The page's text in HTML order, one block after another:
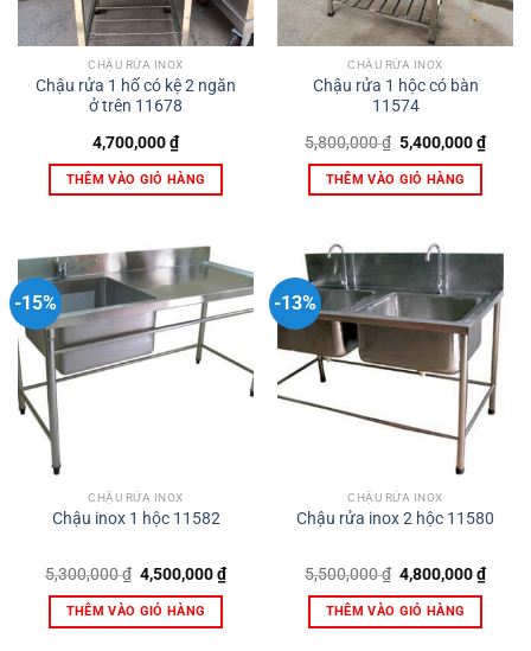
CHẬU RỬA INOX
Chậu rửa 1 hố có kệ 2 ngăn
ở trên 11678
4,700,000₫
THÊM VÀO GIỎ HÀNG
CHẬU RỬA INOX
Chậu rửa 1 hộc có bàn
11574
5,800,000₫ Giá
gốc
là:
5,800,000 ₫.
5,400,000₫Giá
hiện
THÊM VÀO GIỎ HÀNG
-15%
CHẬU RỬA INOX
Chậu inox 1 hộc 11582
5,300,000₫ Giá
gốc
là:
5,300,000 ₫.
4,500,000₫Giá
hiện
4,500,000 ₫.
THÊM VÀO GIỎ HÀNG
-13%
CHẬU RỬA INOX
Chậu rửa inox 2 hộc 11580
5,500,000₫ Giá
gốc
là:
5,500,000 ₫.
4,800,000₫Giá
hiện
THÊM VÀO GIỎ HÀNG